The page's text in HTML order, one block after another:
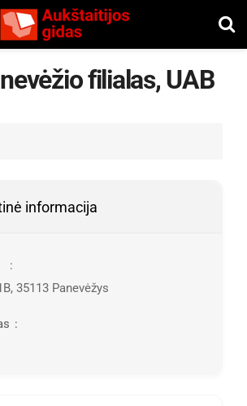
filialas, UAB
informacija
35113 Panevėžys